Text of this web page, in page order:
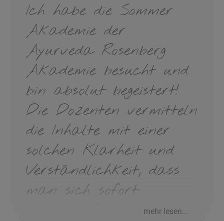
Ich habe die Sommer
Akademie der
Ayurveda Rosenberg
Akademie besucht und
bin absolut begeistert!
Die Dozenten vermitteln
die Inhalte mit einer
solchen Klarheit und
Verständlichkeit, dass
man sich sofort
abgeholt fühlt – auch
mehr lesen...